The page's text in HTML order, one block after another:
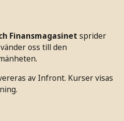
Finansmagasinet sprider
oss till den
av Infront. Kurser visas